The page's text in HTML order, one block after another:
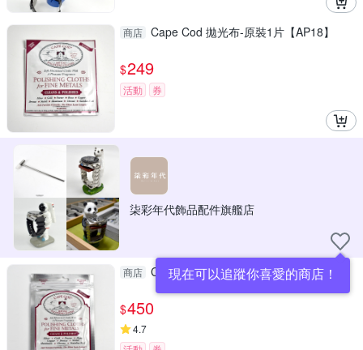
商店 Cape Cod 拋光布-原裝1片【AP18】
$249
活動 券
柒彩年代飾品配件旗艦店
現在可以追蹤你喜愛的商店！
商店 Cape Cod 拋光布-原裝2片【AP17】
$450
4.7